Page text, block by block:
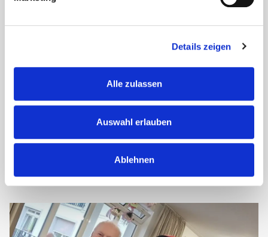
Details zeigen
Alle zulassen
Auswahl erlauben
Ablehnen
Italienischer Nachmittag
Heute bei bestem Wetter gab es im Haus am Koppelteich